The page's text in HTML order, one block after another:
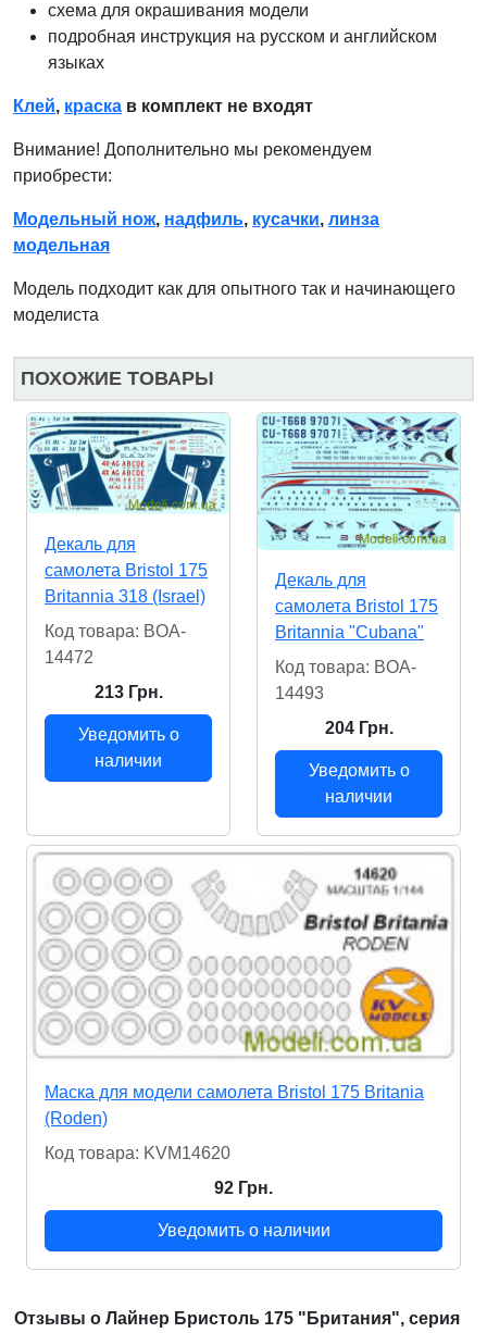
схема для окрашивания модели
подробная инструкция на русском и английском
языках
Клей, краска в комплект не входят
Внимание! Дополнительно мы рекомендуем
приобрести:
Модельный нож, надфиль, кусачки, линза
модельная
Модель подходит как для опытного так и начинающего
моделиста
ПОХОЖИЕ ТОВАРЫ
Декаль для
самолета Bristol 175
Britannia 318 (Israel)
Код товара: BOA-
14472
213 Грн.
Уведомить о
наличии
Декаль для
самолета Bristol 175
Britannia "Cubana"
Код товара: BOA-
14493
204 Грн.
Уведомить о
наличии
Маска для модели самолета Bristol 175 Britania
(Roden)
Код товара: KVM14620
92 Грн.
Уведомить о наличии
Отзывы о Лайнер Бристоль 175 "Британия", серия